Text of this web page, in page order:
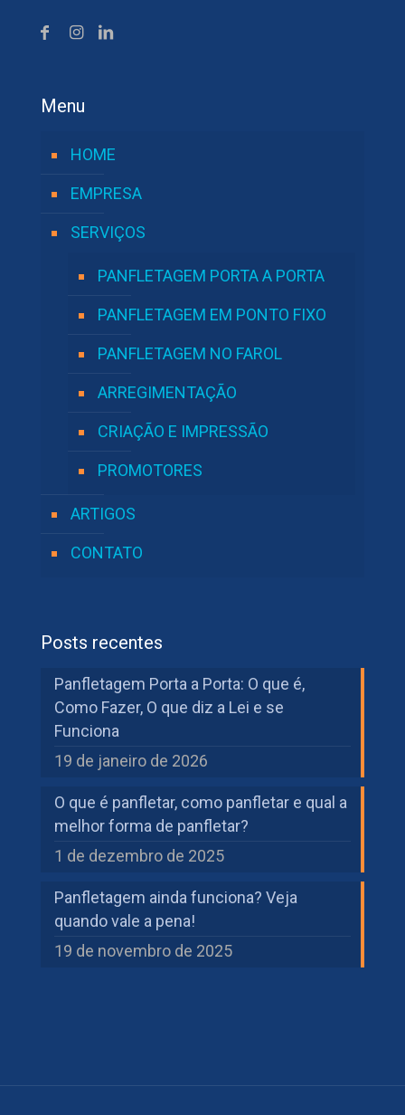
Menu
HOME
EMPRESA
SERVIÇOS
PANFLETAGEM PORTA A PORTA
PANFLETAGEM EM PONTO FIXO
PANFLETAGEM NO FAROL
ARREGIMENTAÇÃO
CRIAÇÃO E IMPRESSÃO
PROMOTORES
ARTIGOS
CONTATO
Posts recentes
Panfletagem Porta a Porta: O que é,
Como Fazer, O que diz a Lei e se
Funciona
19 de janeiro de 2026
O que é panfletar, como panfletar e qual a
melhor forma de panfletar?
1 de dezembro de 2025
Panfletagem ainda funciona? Veja
quando vale a pena!
19 de novembro de 2025